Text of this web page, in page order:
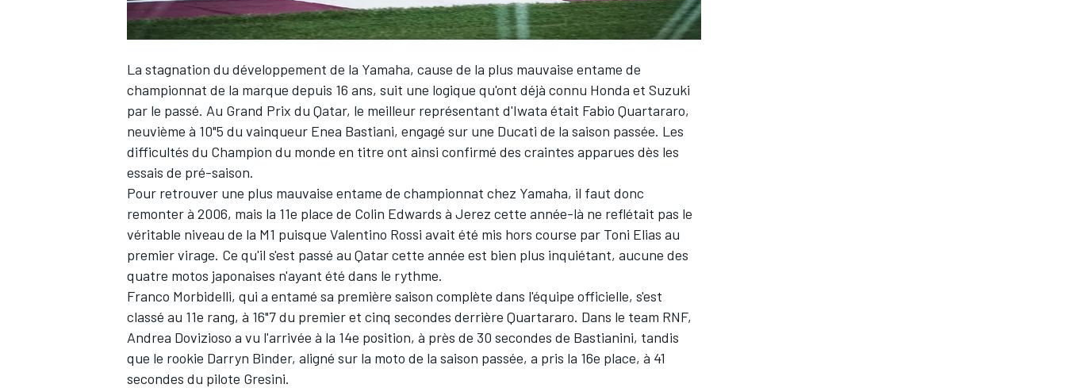
La stagnation du développement de la Yamaha, cause de la plus mauvaise entame de
championnat de la marque depuis 16 ans, suit une logique qu'ont déjà connu Honda et Suzuki
par le passé. Au Grand Prix du Qatar, le meilleur représentant d'Iwata était Fabio Quartararo,
neuvième à 10"5 du vainqueur Enea Bastiani, engagé sur une Ducati de la saison passée. Les
difficultés du Champion du monde en titre ont ainsi confirmé des craintes apparues dès les
essais de pré-saison.
Pour retrouver une plus mauvaise entame de championnat chez Yamaha, il faut donc
remonter à 2006, mais la 11e place de Colin Edwards à Jerez cette année-là ne reflétait pas le
véritable niveau de la M1 puisque Valentino Rossi avait été mis hors course par Toni Elias au
premier virage. Ce qu'il s'est passé au Qatar cette année est bien plus inquiétant, aucune des
quatre motos japonaises n'ayant été dans le rythme.
Franco Morbidelli, qui a entamé sa première saison complète dans l'équipe officielle, s'est
classé au 11e rang, à 16"7 du premier et cinq secondes derrière Quartararo. Dans le team RNF,
Andrea Dovizioso a vu l'arrivée à la 14e position, à près de 30 secondes de Bastianini, tandis
que le rookie Darryn Binder, aligné sur la moto de la saison passée, a pris la 16e place, à 41
secondes du pilote Gresini.